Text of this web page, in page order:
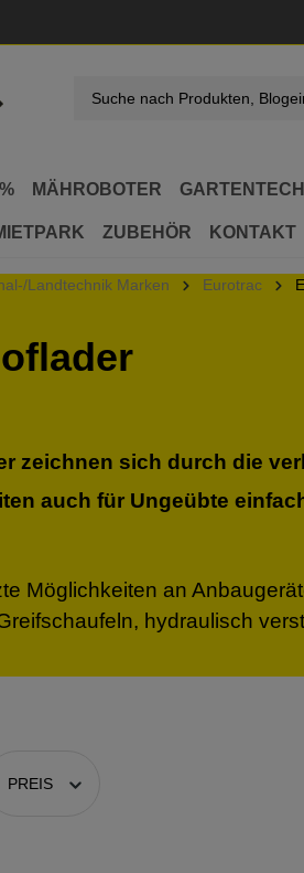
MÄHROBOTER
ZUBEHÖR KONTAKT
Landtechnik Marken Eurotrac
zeichnen sich durch die
auch für Ungeübte
Möglichkeiten an
hydraulisch
PREIS